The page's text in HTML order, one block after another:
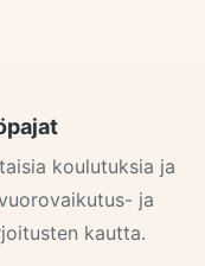
koulutuksia ja
ja
kautta.